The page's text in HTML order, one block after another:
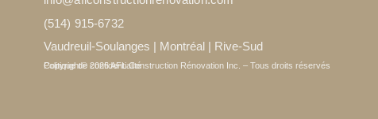
(514) 915-6732
Vaudreuil-Soulanges | Montréal | Rive-Sud
Copyright© 2026 AFL Construction Rénovation Inc. – Tous droits réservés
Politique de confidentialité